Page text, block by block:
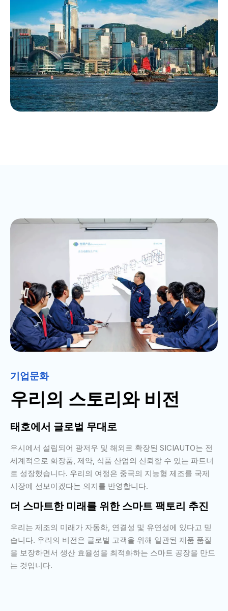
기업문화
우리의 스토리와 비전
태호에서 글로벌 무대로
우시에서 설립되어 광저우 및 해외로 확장된 SICIAUTO는 전
세계적으로 화장품, 제약, 식품 산업의 신뢰할 수 있는 파트너
로 성장했습니다. 우리의 여정은 중국의 지능형 제조를 국제
시장에 선보이겠다는 의지를 반영합니다.
더 스마트한 미래를 위한 스마트 팩토리 추진
우리는 제조의 미래가 자동화, 연결성 및 유연성에 있다고 믿
습니다. 우리의 비전은 글로벌 고객을 위해 일관된 제품 품질
을 보장하면서 생산 효율성을 최적화하는 스마트 공장을 만드
는 것입니다.